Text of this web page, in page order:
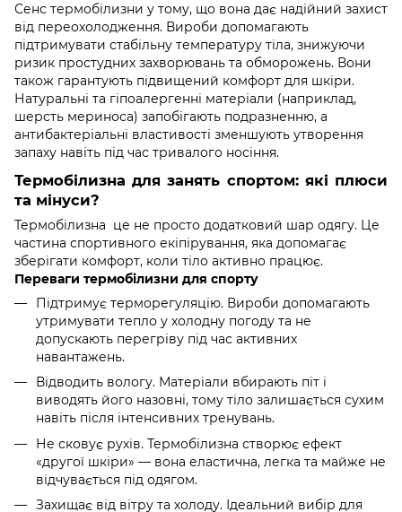
Сенс термобілизни у тому, що вона дає надійний захист
від переохолодження. Вироби допомагають
підтримувати стабільну температуру тіла, знижуючи
ризик простудних захворювань та обморожень. Вони
також гарантують підвищений комфорт для шкіри.
Натуральні та гіпоалергенні матеріали (наприклад,
шерсть мериноса) запобігають подразненню, а
антибактеріальні властивості зменшують утворення
запаху навіть під час тривалого носіння.
Термобілизна для занять спортом: які плюси
та мінуси?
Термобілизна це не просто додатковий шар одягу. Це
частина спортивного екіпірування, яка допомагає
зберігати комфорт, коли тіло активно працює.
Переваги термобілизни для спорту
Підтримує терморегуляцію. Вироби допомагають
утримувати тепло у холодну погоду та не
допускають перегріву під час активних
навантажень.
Відводить вологу. Матеріали вбирають піт і
виводять його назовні, тому тіло залишається сухим
навіть після інтенсивних тренувань.
Не сковує рухів. Термобілизна створює ефект
«другої шкіри» — вона еластична, легка та майже не
відчувається під одягом.
Захищає від вітру та холоду. Ідеальний вибір для